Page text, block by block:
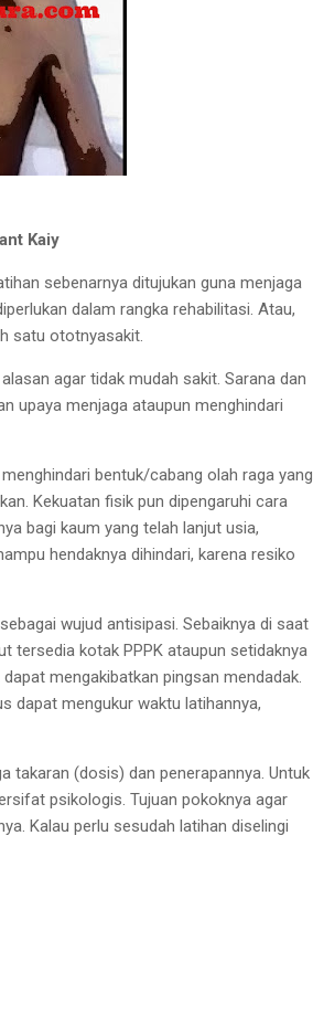
Kaiy
sebenarnya ditujukan guna menjaga
dalam rangka rehabilitasi. Atau,
satu ototnyasakit.
alasan agar tidak mudah sakit Sarana dan
upaya menjaga ataupun menghindari
bentuk/cabang olah raga yang
Kekuatan fisik pun dipengaruhi cara
bagi kaum yang telah lanjut usia,
hendaknya dihindari, karena resiko
sebagai wujud antisipasi . Sebaiknya di saat
tersedia kotak PPPK ataupun setidaknya
dapat mengakibatkan pingsan mendadak.
dapat mengukur waktu latihannya,
takaran (dosis) dan penerapannya. Untuk
psikologis . Tujuan pokoknya agar
. Kalau perlu sesudah latihan diselingi